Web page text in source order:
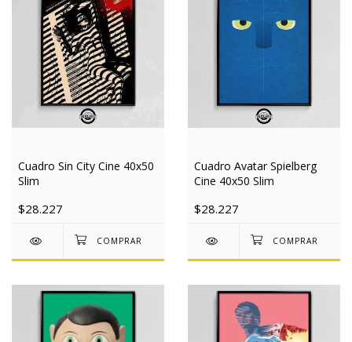
Cuadro Sin City Cine 40x50
Slim
$28.227
Cuadro Avatar Spielberg
Cine 40x50 Slim
$28.227